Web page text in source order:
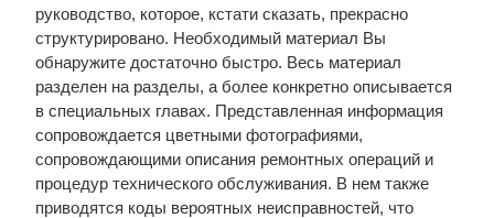
руководство, которое, кстати сказать, прекрасно
структурировано. Необходимый материал Вы
обнаружите достаточно быстро. Весь материал
разделен на разделы, а более конкретно описывается
в специальных главах. Представленная информация
сопровождается цветными фотографиями,
сопровождающими описания ремонтных операций и
процедур технического обслуживания. В нем также
приводятся коды вероятных неисправностей, что